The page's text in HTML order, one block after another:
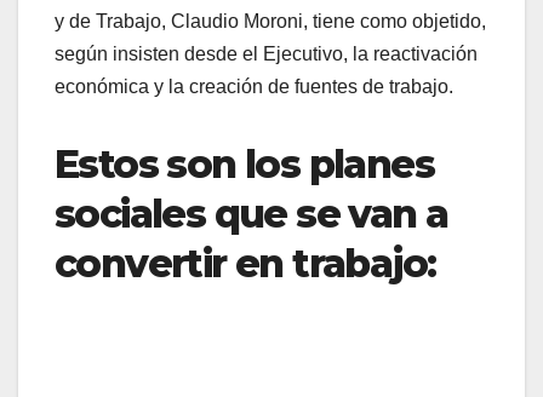
y de Trabajo, Claudio Moroni, tiene como objetido,
según insisten desde el Ejecutivo, la reactivación
económica y la creación de fuentes de trabajo.
Estos son los planes
sociales que se van a
convertir en trabajo: